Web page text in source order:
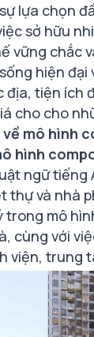
lựa chọn
sở hữu
vững chắc
hiện
địa, tiện ích
cho cho
mô hình
hình
ngữ tiếng
thự và nhà
trong mô
cùng với
viện, trung